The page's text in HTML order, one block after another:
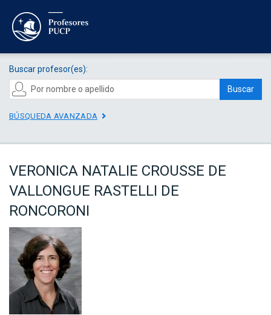
Buscar profesor(es):
Buscar
BÚSQUEDA AVANZADA
VERONICA NATALIE CROUSSE DE
VALLONGUE RASTELLI DE
RONCORONI